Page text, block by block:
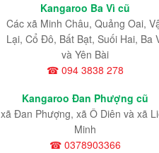
Kangaroo Ba Vì cũ
Các xã Minh Châu, Quảng Oai,
Lại, Cổ Đô, Bất Bạt, Suối Hai, Ba
và Yên Bài
☎ 094 3838 278
Kangaroo Đan Phượng cũ
xã Đan Phượng, xã Ô Diên và xã
Minh
☎ 0378903366